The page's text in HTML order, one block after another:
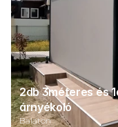
2db 3méteres és
árnyékoló
Balaton